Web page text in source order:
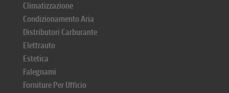
Climatizzazione
Condizionamento Aria
Distributori Carburante
Elettrauto
Estetica
Falegnami
Forniture Per Ufficio